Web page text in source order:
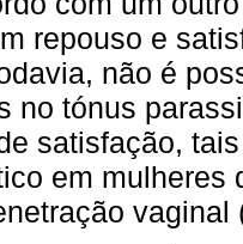
repouso e
não é
no tónus
satisfação,
em mulheres